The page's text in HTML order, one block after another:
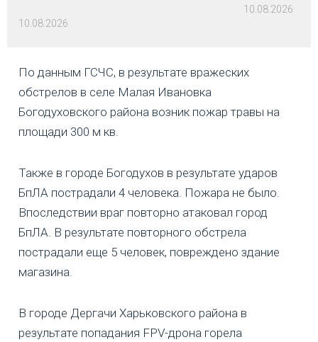
10.08.2026
10.08.2026
По данным ГСЧС, в результате вражеских
обстрелов в селе Малая Ивановка
Богодуховского района возник пожар травы на
площади 300 м кв.
Также в городе Богодухов в результате ударов
БпЛА пострадали 4 человека. Пожара не было.
Впоследствии враг повторно атаковал город
БпЛА. В результате повторного обстрела
пострадали еще 5 человек, повреждено здание
магазина.
В городе Дергачи Харьковского района в
результате попадания FPV-дрона горела